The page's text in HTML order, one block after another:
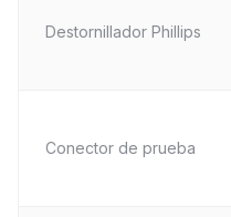
Destornillador Phillips
Conector de prueba